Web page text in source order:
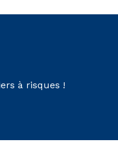
à risques !